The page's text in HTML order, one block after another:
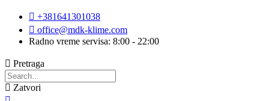
Skip
content
+381641301038
office@mdk-klime.com
Radno vreme servisa: 8:00 - 22:00
Pretraga
Zatvori